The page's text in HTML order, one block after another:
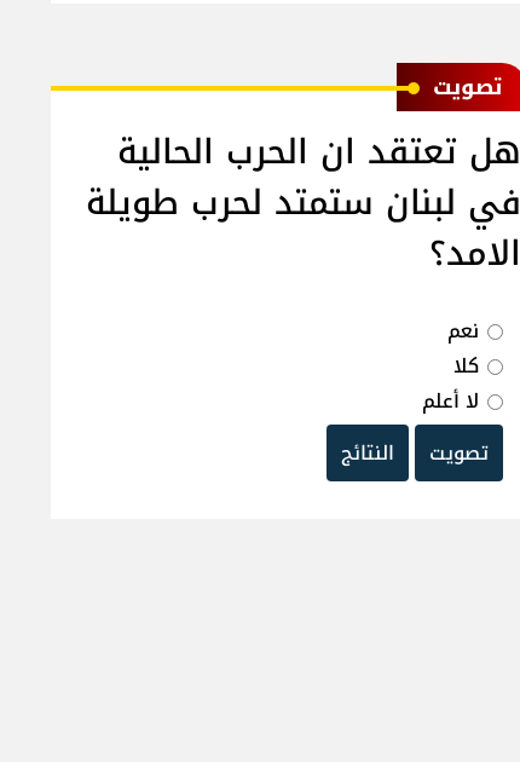
ﺗﺼﻮﻳﺖ
هل تعتقد ان الحرب الحالية
في لبنان ستمتد لحرب طويلة
الامد؟
نعم
كلا
لا أعلم
تصويت
النتائج